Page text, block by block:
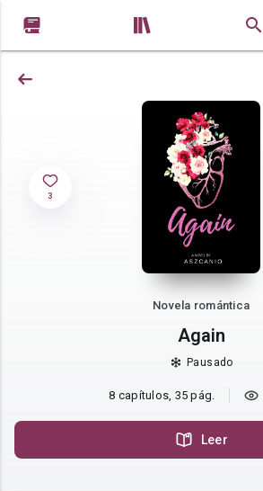

3
Novela romántica
Again
Pausado
8 capítulos, 35 pág.
Leer